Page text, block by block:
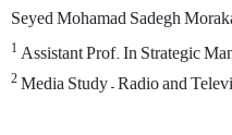
Seyed Mohamad Sadegh
1Assistant Prof. In Strategic
2Media Study – Radio and